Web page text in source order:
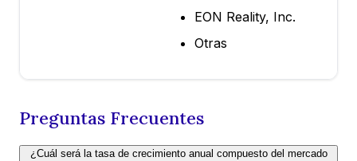
EON Reality, Inc.
Otras
Preguntas Frecuentes
¿Cuál será la tasa de crecimiento anual compuesto del mercado